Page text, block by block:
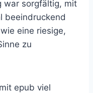
war sorgfältig, mit
beeindruckend
eine riesige,
zu
epub viel